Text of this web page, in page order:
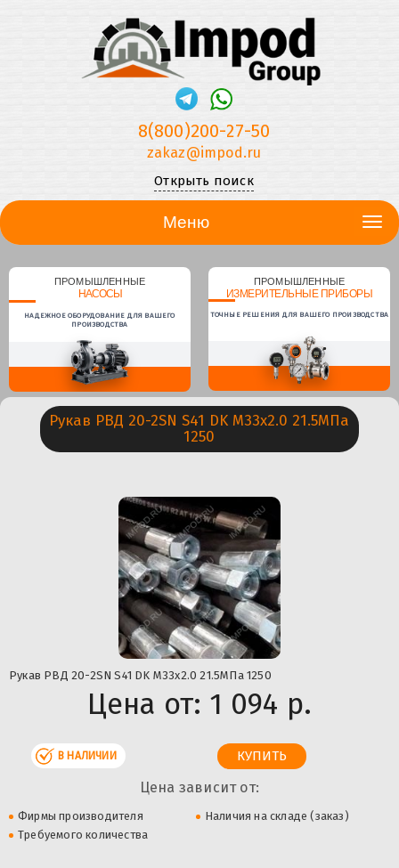
8(800)200-27-50
zakaz@impod.ru
Открыть поиск
Меню
ПРОМЫШЛЕННЫЕ
НАСОСЫ
НАДЕЖНОЕ ОБОРУДОВАНИЕ ДЛЯ ВАШЕГО
ПРОИЗВОДСТВА
ПРОМЫШЛЕННЫЕ
ИЗМЕРИТЕЛЬНЫЕ ПРИБОРЫ
ТОЧНЫЕ РЕШЕНИЯ ДЛЯ ВАШЕГО ПРОИЗВОДСТВА
Рукав РВД 20-2SN S41 DK М33х2.0 21.5МПа
1250
Рукав РВД 20-2SN S41 DK М33х2.0 21.5МПа 1250
Цена от: 1 094 р.
В НАЛИЧИИ
Цена зависит от:
Фирмы производителя
Наличия на складе (заказ)
Требуемого количества